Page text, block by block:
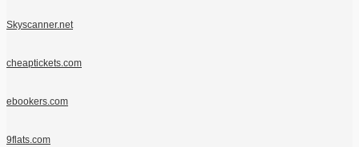
Skyscanner.net
cheaptickets.com
ebookers.com
9flats.com